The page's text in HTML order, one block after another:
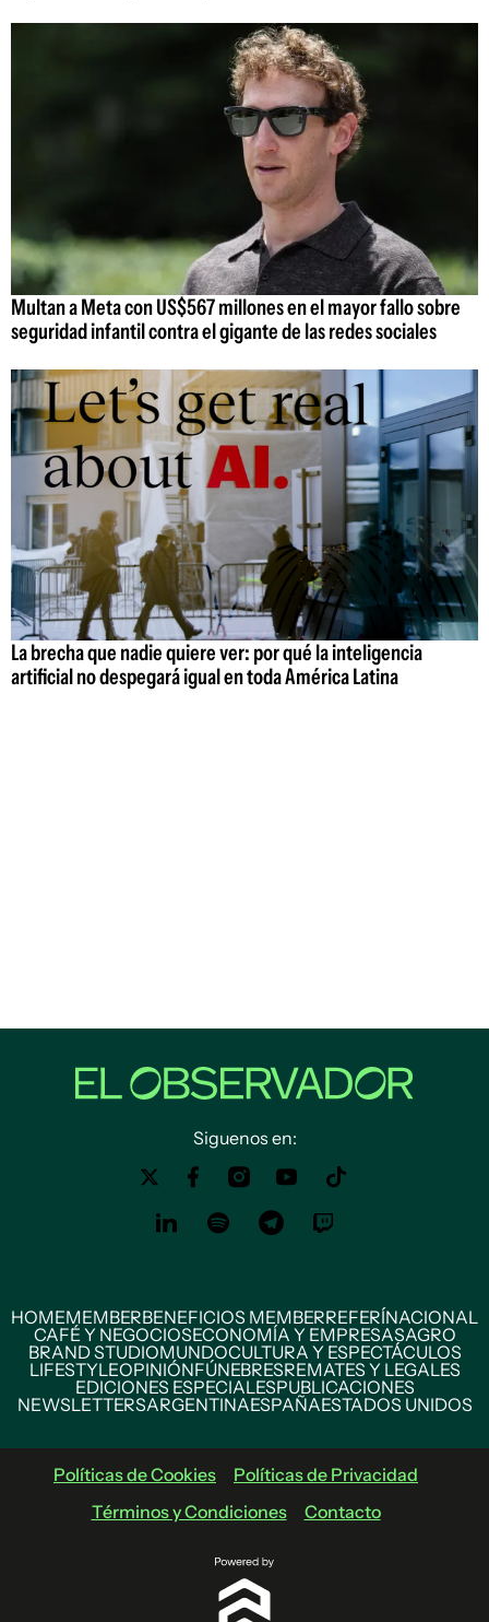
Multan a Meta con US$567 millones en el mayor fallo sobre
seguridad infantil contra el gigante de las redes sociales
La brecha que nadie quiere ver: por qué la inteligencia
artificial no despegará igual en toda América Latina
Siguenos en:
HOMEMEMBERBENEFICIOS MEMBERREFERÍNACIONAL
CAFÉ Y NEGOCIOSECONOMÍA Y EMPRESASAGRO
BRAND STUDIOMUNDOCULTURA Y ESPECTÁCULOS
LIFESTYLEOPINIÓNFÚNEBRESREMATES Y LEGALES
EDICIONES ESPECIALESPUBLICACIONES
NEWSLETTERSARGENTINAESPAÑAESTADOS UNIDOS
Políticas de Cookies
Políticas de Privacidad
Términos y Condiciones
Contacto